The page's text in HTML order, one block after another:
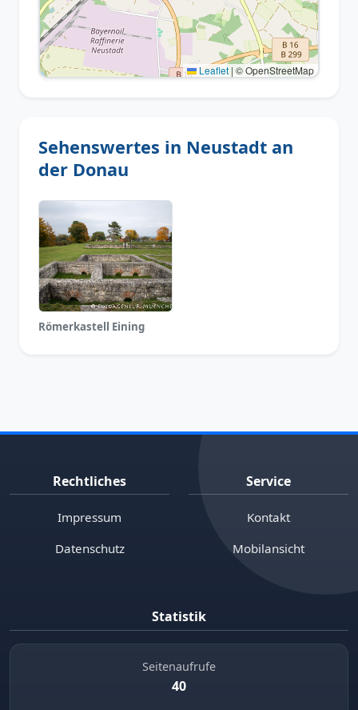
Leaflet | © OpenStreetMap
Sehenswertes in Neustadt an
der Donau
Römerkastell Eining
Rechtliches
Impressum
Datenschutz
Service
Kontakt
Mobilansicht
Statistik
Seitenaufrufe
40